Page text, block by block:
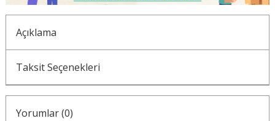
Açıklama
Taksit Seçenekleri
Yorumlar (0)